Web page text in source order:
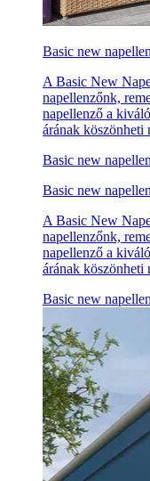
Basic new
A Basic New
napellenzőnk,
napellenző a
árának köszönheti
Basic new
Basic new
A Basic New
napellenzőnk,
napellenző a
árának köszönheti
Basic new